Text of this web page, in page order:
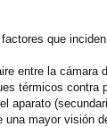
que
entre la
térmicos
aparato
mayor visión